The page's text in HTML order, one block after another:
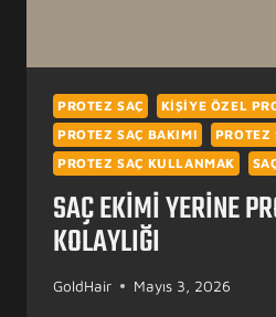
PROTEZ SAÇ
KIŞIYE ÖZEL
PROTEZ SAÇ BAKIMI
PROTEZ
PROTEZ SAÇ KULLANMAK
SAÇ EKIMI YERINE
KOLAYLIĞI
GoldHair Mayıs 3, 2026